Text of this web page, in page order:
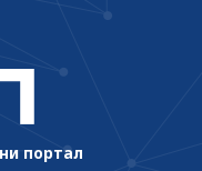
na poziv UNICEF-a
портал